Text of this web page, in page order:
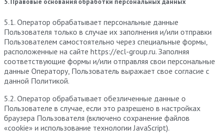
5.1. Оператор обрабатывает персональные данные
Пользователя только в случае их заполнения и/или отправки
Пользователем самостоятельно через специальные формы,
расположенные на сайте https://ecl-group.ru. Заполняя
соответствующие формы и/или отправляя свои персональные
данные Оператору, Пользователь выражает свое согласие с
данной Политикой.
5.2. Оператор обрабатывает обезличенные данные о
Пользователе в случае, если это разрешено в настройках
браузера Пользователя (включено сохранение файлов
«cookie» и использование технологии JavaScript).